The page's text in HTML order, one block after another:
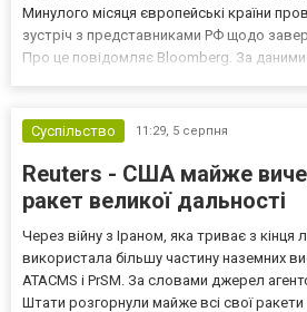
Минулого місяця європейські країни
зустріч з представниками РФ щодо
Про це повідомляє Bloomberg. За даними
Суспільство
11:29, 5 серпня
Reuters - США майже
ракет великої дальності
Через війну з Іраном, яка триває з
використала більшу частину наземних
ATACMS і PrSM. За словами джерел
Штати розгорнули майже всі свої